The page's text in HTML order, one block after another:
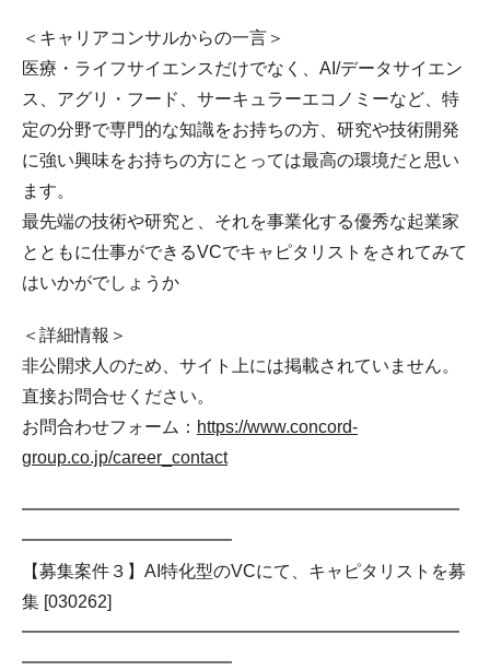
＜キャリアコンサルからの一言＞
医療・ライフサイエンスだけでなく、AI/データサイエン
ス、アグリ・フード、サーキュラーエコノミーなど、特
定の分野で専門的な知識をお持ちの方、研究や技術開発
に強い興味をお持ちの方にとっては最高の環境だと思い
ます。
最先端の技術や研究と、それを事業化する優秀な起業家
とともに仕事ができるVCでキャピタリストをされてみて
はいかがでしょうか
＜詳細情報＞
非公開求人のため、サイト上には掲載されていません。
直接お問合せください。
お問合わせフォーム： https://www.concord-
group.co.jp/career_contact
━━━━━━━━━━━━━━━━━━━━━━━━━
━━━━━━━━━━━━
【募集案件３】AI特化型のVCにて、キャピタリストを募
集 [030262]
━━━━━━━━━━━━━━━━━━━━━━━━━
━━━━━━━━━━━━